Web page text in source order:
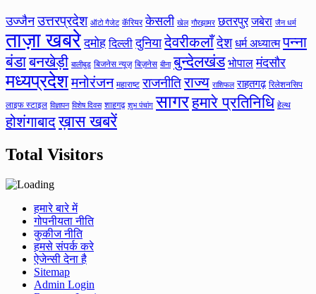
उज्जैन उत्तरप्रदेश ऑटो गैजेट कॅरियर केसली खेल गौरझामर छतरपुर जबेरा जैन धर्म
ताज़ा खबरे दमोह दिल्ली दुनिया देवरीकलाँदेश धर्म अध्यात्म पन्ना
बंडाबनखेड़ी बालीबुड बिजनेस न्यूज़ बिज़नेस बीना बुन्देलखंड भोपाल मंदसौर
मध्यप्रदेशमनोरंजन महाराष्ट राजनीतिराज्य राशिफल राहतगढ़ रिलेशनसिप
लाइफ स्टाइल विज्ञापन विशेष दिवस शाहगढ़ शुभ पंचांग सागरहमारे प्रतिनिधि हेल्थ
होशंगाबादख़ास खबरें
Total Visitors
हमारे बारे में
गोपनीयता नीति
कुकीज नीति
हमसे संपर्क करे
ऐजेन्सी देना है
Sitemap
Admin Login